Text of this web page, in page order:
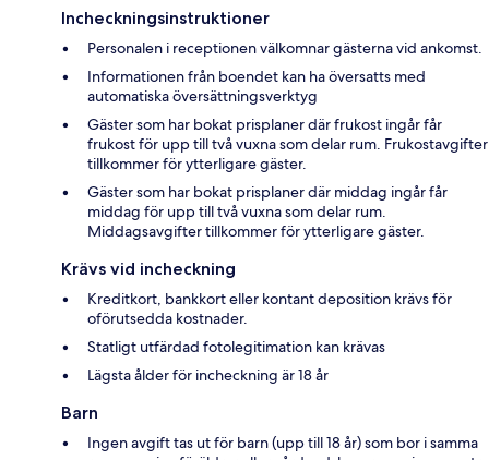
Incheckningsinstruktioner
Personalen i receptionen välkomnar gästerna vid ankomst.
Informationen från boendet kan ha översatts med
automatiska översättningsverktyg
Gäster som har bokat prisplaner där frukost ingår får
frukost för upp till två vuxna som delar rum. Frukostavgifter
tillkommer för ytterligare gäster.
Gäster som har bokat prisplaner där middag ingår får
middag för upp till två vuxna som delar rum.
Middagsavgifter tillkommer för ytterligare gäster.
Krävs vid incheckning
Kreditkort, bankkort eller kontant deposition krävs för
oförutsedda kostnader.
Statligt utfärdad fotolegitimation kan krävas
Lägsta ålder för incheckning är 18 år
Barn
Ingen avgift tas ut för barn (upp till 18 år) som bor i samma